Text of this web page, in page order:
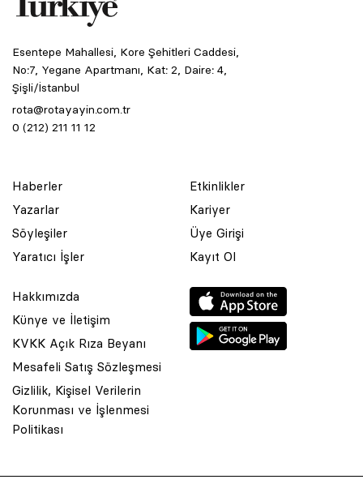
Esentepe Mahallesi, Kore Şehitleri Caddesi,
No:7, Yegane Apartmanı, Kat: 2, Daire: 4,
Şişli/İstanbul
rota@rotayayin.com.tr
0 (212) 211 11 12
Haberler
Yazarlar
Söyleşiler
Yaratıcı İşler
Etkinlikler
Kariyer
Üye Girişi
Kayıt Ol
Hakkımızda
Künye ve İletişim
KVKK Açık Rıza Beyanı
Mesafeli Satış Sözleşmesi
Gizlilik, Kişisel Verilerin
Korunması ve İşlenmesi
Politikası
© 2001 Rota Yayın Yapım Tanıtım Tic. Ltd. Şti. Bu Sitede Bulunan
Asquared WordPress Agencytarafından tasarlanmış ve